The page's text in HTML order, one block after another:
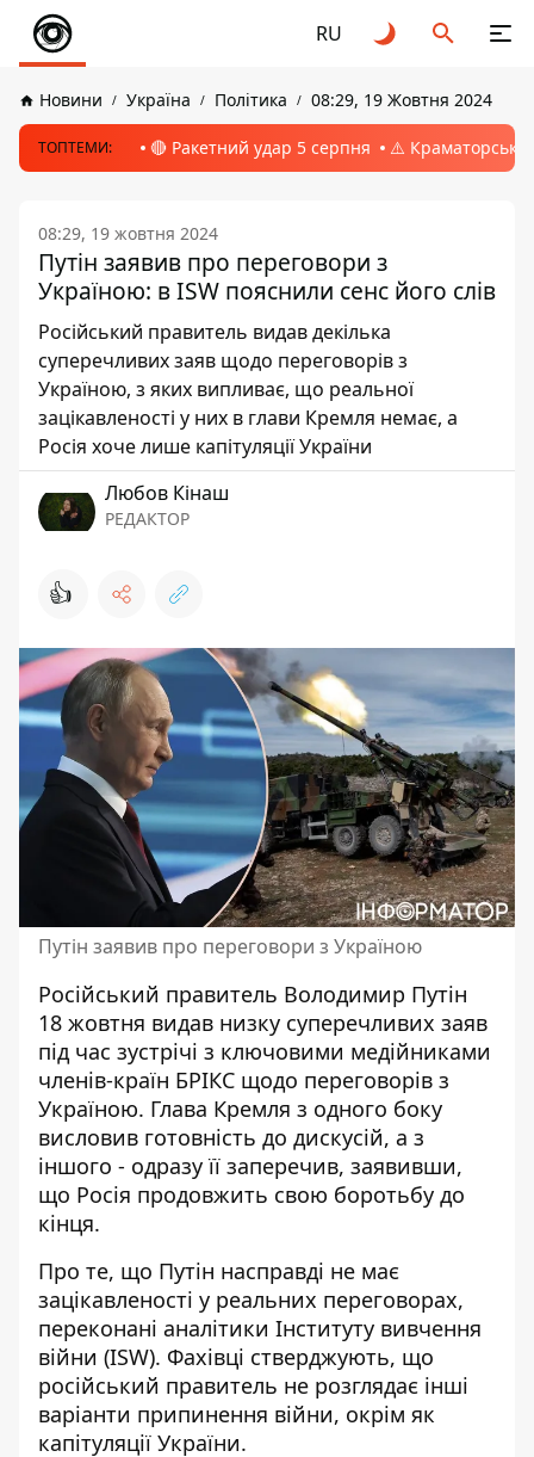
RU
Новини Україна Політика 08:29, 19 Жовтня 2024
ТОПТЕМИ: 🔴 Ракетний удар 5 серпня ⚠️ Краматорськ,
08:29, 19 жовтня 2024
Путін заявив про переговори з
Україною: в ISW пояснили сенс його слів
Російський правитель видав декілька
суперечливих заяв щодо переговорів з
Україною, з яких випливає, що реальної
зацікавленості у них в глави Кремля немає, а
Росія хоче лише капітуляції України
Любов Кінаш
РЕДАКТОР
👍
Путін заявив про переговори з Україною
Російський правитель Володимир Путін
18 жовтня видав низку суперечливих заяв
під час зустрічі з ключовими медійниками
членів-країн БРІКС щодо переговорів з
Україною. Глава Кремля з одного боку
висловив готовність до дискусій, а з
іншого - одразу її заперечив, заявивши,
що Росія продовжить свою боротьбу до
кінця.
Про те, що Путін насправді не має
зацікавленості у реальних переговорах,
переконані аналітики Інституту вивчення
війни (ISW). Фахівці стверджують, що
російський правитель не розглядає інші
варіанти припинення війни, окрім як
капітуляції України.